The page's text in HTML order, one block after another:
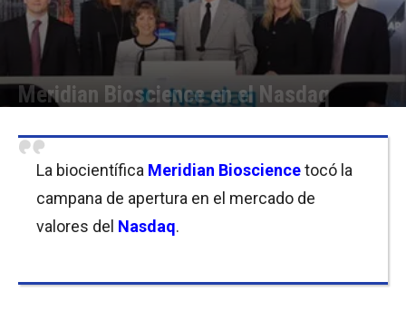
Meridian Bioscience en el Nasdaq
La biocientífica Meridian Biosciencetocó la
campana de apertura en el mercado de
valores del Nasdaq.